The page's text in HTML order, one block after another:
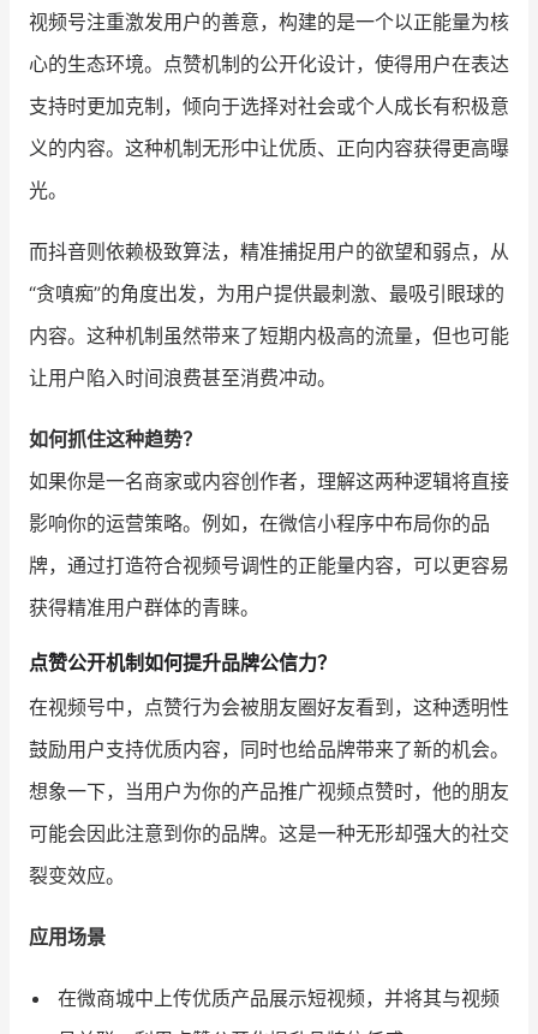
增长俱乐部
增长俱乐部 有赞商盟
商家社区 社群交流
认证服务商 设计服务商
有赞云 数据通服务
视频号注重激发用户的善意，构建的是一个以正能量为核
心的生态环境。点赞机制的公开化设计，使得用户在表达
支持时更加克制，倾向于选择对社会或个人成长有积极意
义的内容。这种机制无形中让优质、正向内容获得更高曝
光。
而抖音则依赖极致算法，精准捕捉用户的欲望和弱点，从
“贪嗔痴”的角度出发，为用户提供最刺激、最吸引眼球的
内容。这种机制虽然带来了短期内极高的流量，但也可能
让用户陷入时间浪费甚至消费冲动。
如何抓住这种趋势？
如果你是一名商家或内容创作者，理解这两种逻辑将直接
影响你的运营策略。例如，在微信小程序中布局你的品
牌，通过打造符合视频号调性的正能量内容，可以更容易
获得精准用户群体的青睐。
点赞公开机制如何提升品牌公信力？
在视频号中，点赞行为会被朋友圈好友看到，这种透明性
鼓励用户支持优质内容，同时也给品牌带来了新的机会。
想象一下，当用户为你的产品推广视频点赞时，他的朋友
可能会因此注意到你的品牌。这是一种无形却强大的社交
裂变效应。
应用场景
在微商城中上传优质产品展示短视频，并将其与视频